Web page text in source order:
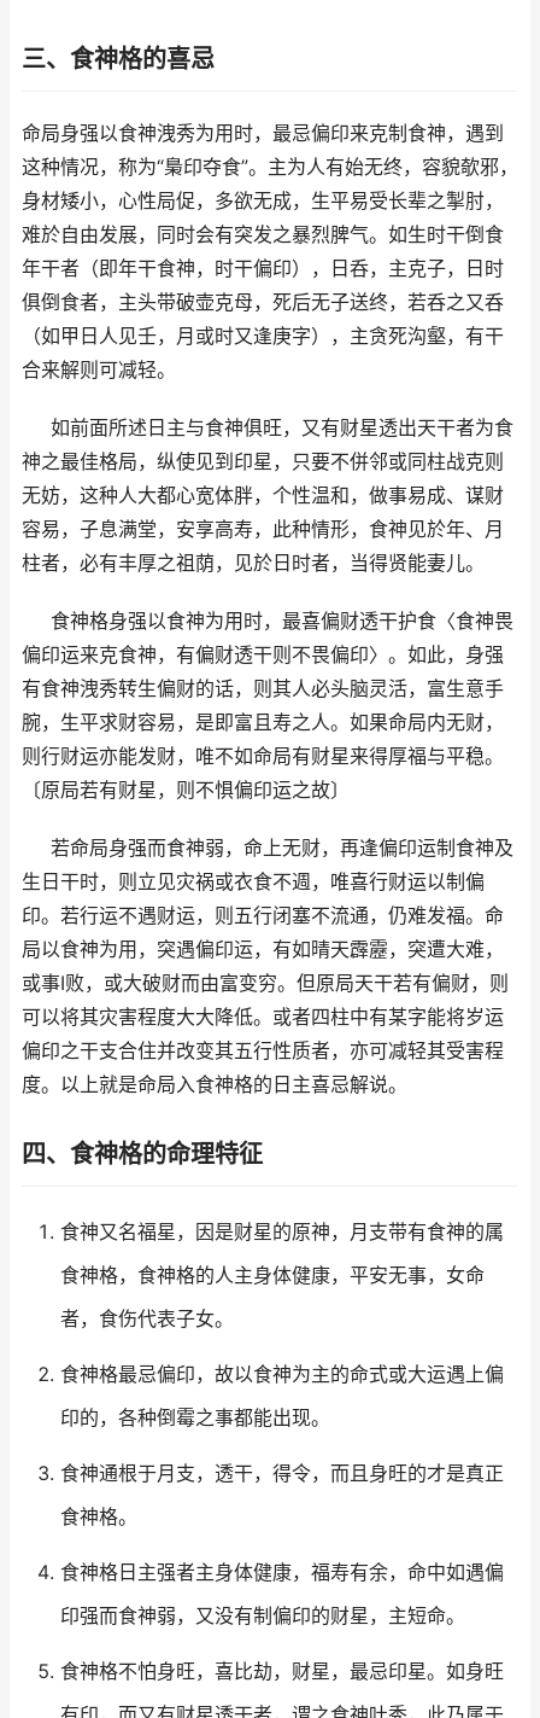
三、食神格的喜忌
命局身强以食神洩秀为用时，最忌偏印来克制食神，遇到
这种情况，称为“梟印夺食”。主为人有始无终，容貌欹邪，
身材矮小，心性局促，多欲无成，生平易受长辈之掣肘，
难於自由发展，同时会有突发之暴烈脾气。如生时干倒食
年干者（即年干食神，时干偏印），日呑，主克子，日时
俱倒食者，主头带破壶克母，死后无子送终，若呑之又呑
（如甲日人见壬，月或时又逢庚字），主贪死沟壑，有干
合来解则可减轻。
如前面所述日主与食神俱旺，又有财星透出天干者为食
神之最佳格局，纵使见到印星，只要不併邻或同柱战克则
无妨，这种人大都心宽体胖，个性温和，做事易成、谋财
容易，子息满堂，安享高寿，此种情形，食神见於年、月
柱者，必有丰厚之祖荫，见於日时者，当得贤能妻儿。
食神格身强以食神为用时，最喜偏财透干护食〈食神畏
偏印运来克食神，有偏财透干则不畏偏印〉。如此，身强
有食神洩秀转生偏财的话，则其人必头脑灵活，富生意手
腕，生平求财容易，是即富且寿之人。如果命局内无财，
则行财运亦能发财，唯不如命局有财星来得厚福与平稳。
〔原局若有财星，则不惧偏印运之故〕
若命局身强而食神弱，命上无财，再逢偏印运制食神及
生日干时，则立见灾祸或衣食不週，唯喜行财运以制偏
印。若行运不遇财运，则五行闭塞不流通，仍难发福。命
局以食神为用，突遇偏印运，有如晴天霹靂，突遭大难，
或事I败，或大破财而由富变穷。但原局天干若有偏财，则
可以将其灾害程度大大降低。或者四柱中有某字能将岁运
偏印之干支合住并改变其五行性质者，亦可减轻其受害程
度。以上就是命局入食神格的日主喜忌解说。
四、食神格的命理特征
食神又名福星，因是财星的原神，月支带有食神的属
食神格，食神格的人主身体健康，平安无事，女命
者，食伤代表子女。
食神格最忌偏印，故以食神为主的命式或大运遇上偏
印的，各种倒霉之事都能出现。
食神通根于月支，透干，得令，而且身旺的才是真正
食神格。
食神格日主强者主身体健康，福寿有余，命中如遇偏
印强而食神弱，又没有制偏印的财星，主短命。
食神格不怕身旺，喜比劫，财星，最忌印星。如身旺